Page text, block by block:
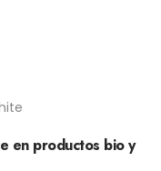
en productos bio y